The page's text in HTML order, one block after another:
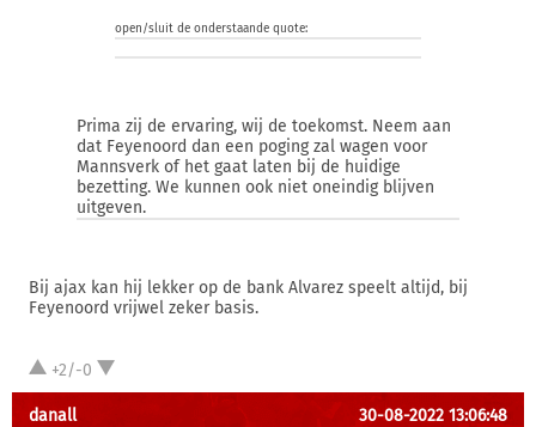
open/sluit de onderstaande quote:
Prima zij de ervaring, wij de toekomst. Neem aan
dat Feyenoord dan een poging zal wagen voor
Mannsverk of het gaat laten bij de huidige
bezetting. We kunnen ook niet oneindig blijven
uitgeven.
Bij ajax kan hij lekker op de bank Alvarez speelt altijd, bij
Feyenoord vrijwel zeker basis.
+2/-0
danall 30-08-2022 13:06:48